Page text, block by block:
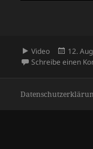
Format
Video
am
12.
Schreibe einen